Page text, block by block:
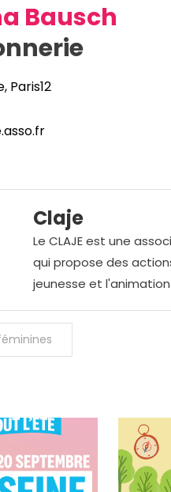
Bausch
Paris12
Claje
Le CLAJE est une
qui propose des
jeunesse et